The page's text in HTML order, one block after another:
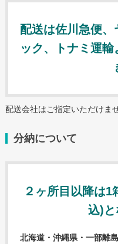
お問い合わせ
見積請求フォーム
ご利用ガイド
名入れタオル Ai入稿
オリジナルタオルにつ
名入れタオルについて
配送は佐川急便
ック、トナミ運
配送会社はご指定いただけま
分納について
２ヶ所目以降は
込)と
北海道・沖縄県・一部離